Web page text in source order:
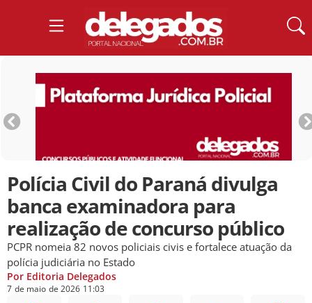
Polícia Civil do Paraná divulga
banca examinadora para
realização de concurso público
PCPR nomeia 82 novos policiais civis e fortalece atuação da
polícia judiciária no Estado
Por Editoria Delegados
7 de maio de 2026 11:03